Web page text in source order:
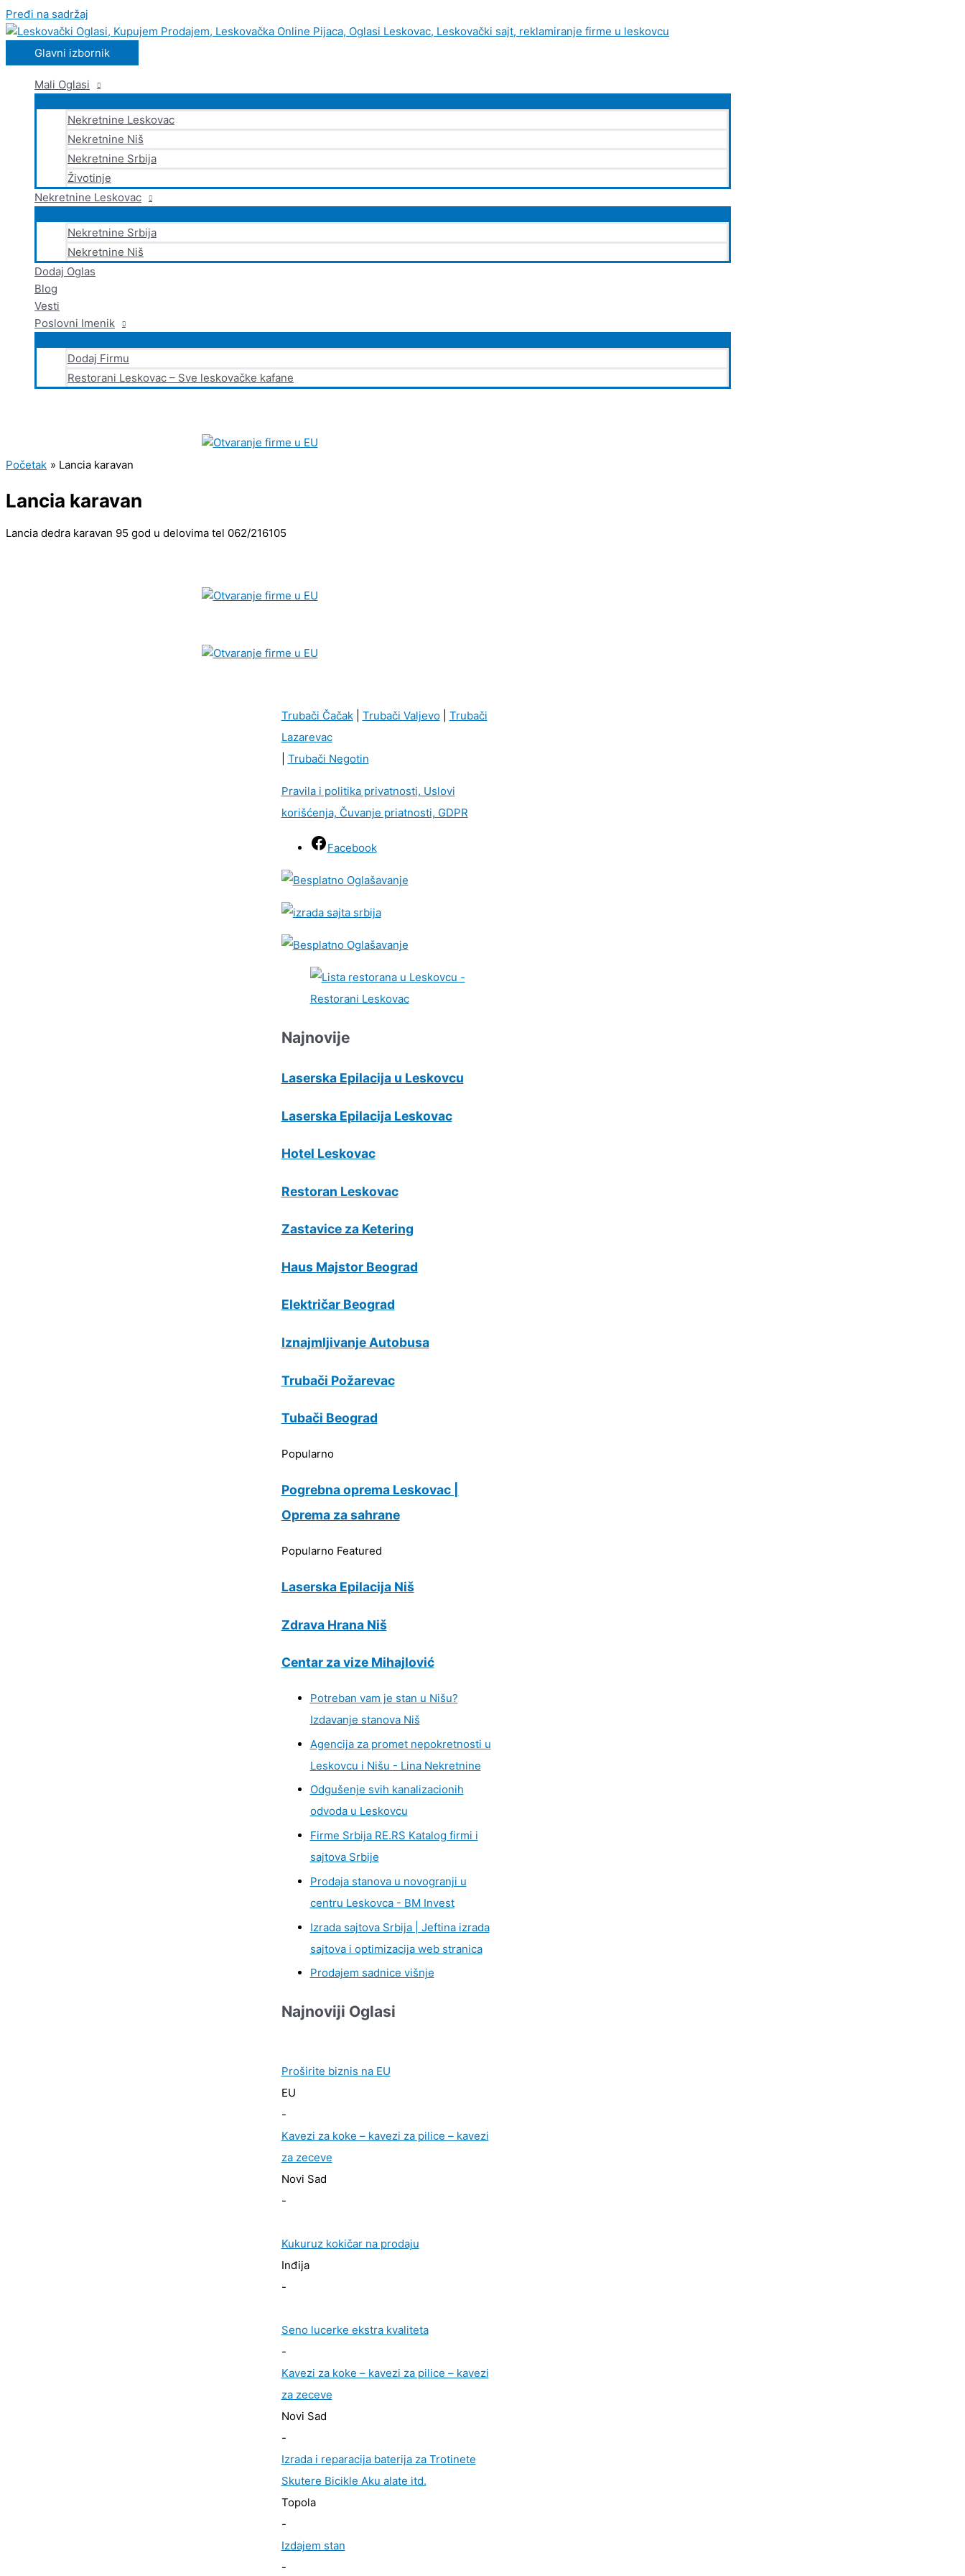
Pređi na sadržaj
Glavni izbornik
Mali Oglasi
Nekretnine Leskovac
Nekretnine Niš
Nekretnine Srbija
Životinje
Nekretnine Leskovac
Nekretnine Srbija
Nekretnine Niš
Dodaj Oglas
Blog
Vesti
Poslovni Imenik
Dodaj Firmu
Restorani Leskovac – Sve leskovačke kafane
Početak Lancia karavan
Lancia karavan
Lancia dedra karavan 95 god u delovima tel 062/216105
Trubači Čačak| Trubači Valjevo| Trubači
Lazarevac
Trubači Negotin
Pravila i politika privatnosti, Uslovi
korišćenja, Čuvanje priatnosti, GDPR
Facebook
Najnovije
Laserska Epilacija u Leskovcu
Laserska Epilacija Leskovac
Hotel Leskovac
Restoran Leskovac
Zastavice za Ketering
Haus Majstor Beograd
Električar Beograd
Iznajmljivanje Autobusa
Trubači Požarevac
Tubači Beograd
Popularno
Pogrebna oprema Leskovac |
Oprema za sahrane
Popularno Featured
Laserska Epilacija Niš
Zdrava Hrana Niš
Centar za vize Mihajlović
Potreban vam je stan u Nišu?
Izdavanje stanova Niš
Agencija za promet nepokretnosti u
Leskovcu i Nišu - Lina Nekretnine
Odgušenje svih kanalizacionih
odvoda u Leskovcu
Firme Srbija RE.RS Katalog firmi i
sajtova Srbije
Prodaja stanova u novogranji u
centru Leskovca - BM Invest
Izrada sajtova Srbija | Jeftina izrada
sajtova i optimizacija web stranica
Prodajem sadnice višnje
Najnoviji Oglasi
Proširite biznis na EU
EU
-
Kavezi za koke – kavezi za pilice – kavezi
za zeceve
Novi Sad
-
Kukuruz kokičar na prodaju
Inđija
-
Seno lucerke ekstra kvaliteta
-
Kavezi za koke – kavezi za pilice – kavezi
za zeceve
Novi Sad
-
Izrada i reparacija baterija za Trotinete
Skutere Bicikle Aku alate itd.
Topola
-
Izdajem stan
-